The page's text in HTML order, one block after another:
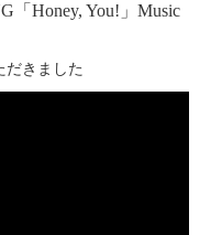
Honey, You!」Music
だきました